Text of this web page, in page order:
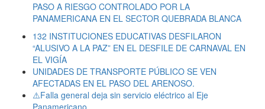
PASO A RIESGO CONTROLADO POR LA
PANAMERICANA EN EL SECTOR QUEBRADA BLANCA
132 INSTITUCIONES EDUCATIVAS DESFILARON
“ALUSIVO A LA PAZ” EN EL DESFILE DE CARNAVAL EN
EL VIGÍA
UNIDADES DE TRANSPORTE PÚBLICO SE VEN
AFECTADAS EN EL PASO DEL ARENOSO.
⚠️Falla general deja sin servicio eléctrico al Eje